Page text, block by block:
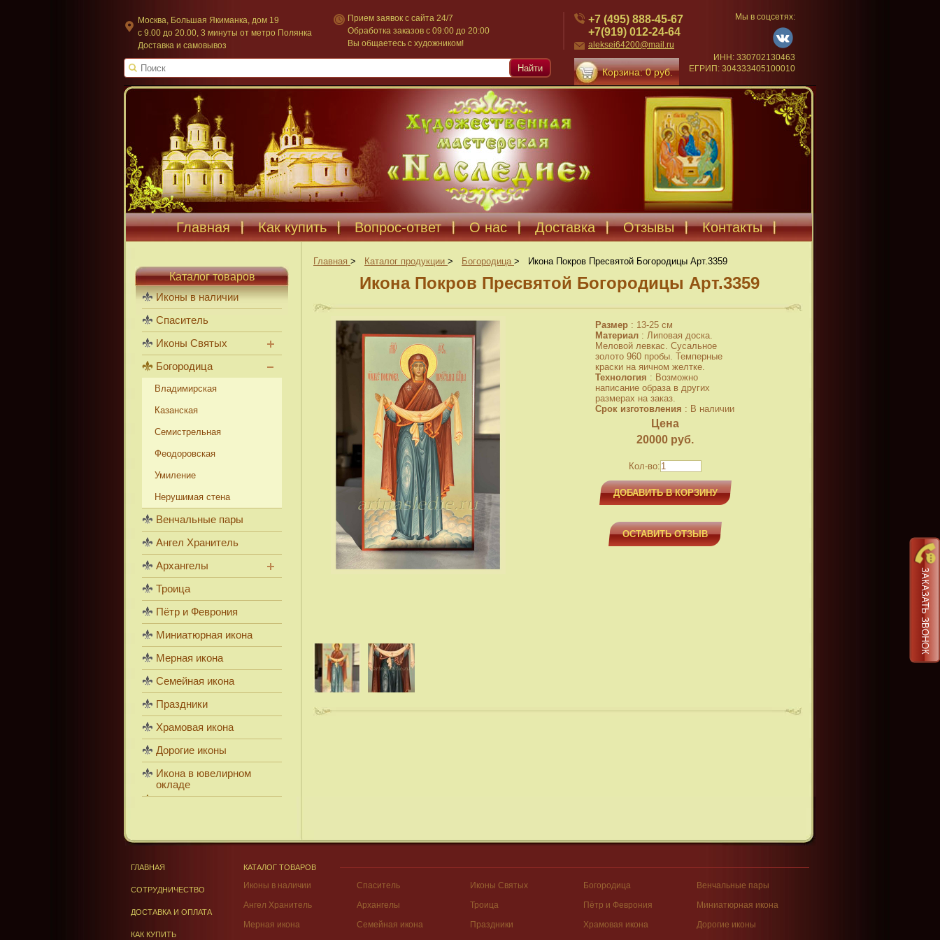
Москва, Большая Якиманка, дом 19
c 9.00 до 20.00, 3 минуты от метро Полянка
Доставка и самовывоз
Прием заявок с сайта 24/7
Обработка заказов с 09:00 до 20:00
Вы общаетесь с художником!
+7 (495) 888-45-67
+7(919) 012-24-64
aleksei64200@mail.ru
Корзина: 0 руб.
Мы в соцсетях:
ИНН: 330702130463
ЕГРИП: 304333405100010
Найти
Главная Как купить Вопрос-ответ О нас Доставка Отзывы Контакты
Главная > Каталог продукции > Богородица > Икона Покров Пресвятой Богородицы Арт.3359
Икона Покров Пресвятой Богородицы Арт.3359
Размер : 13-25 см
Материал : Липовая доска.
Меловой левкас. Сусальное
золото 960 пробы. Темперные
краски на яичном желтке.
Технология : Возможно
написание образа в других
размерах на заказ.
Срок изготовления : В наличии
Цена
20000 руб.
Кол-во:
ДОБАВИТЬ В КОРЗИНУ
ОСТАВИТЬ ОТЗЫВ
Каталог товаров
Иконы в наличии
Спаситель
Иконы Святых
Богородица
Владимирская
Казанская
Семистрельная
Феодоровская
Умиление
Нерушимая стена
Венчальные пары
Ангел Хранитель
Архангелы
Троица
Пётр и Феврония
Миниатюрная икона
Мерная икона
Семейная икона
Праздники
Храмовая икона
Дорогие иконы
Икона в ювелирном
окладе
ЗАКАЗАТЬ ЗВОНОК
ГЛАВНАЯ
СОТРУДНИЧЕСТВО
ДОСТАВКА И ОПЛАТА
КАК КУПИТЬ
КАТАЛОГ ТОВАРОВ
Иконы в наличии Спаситель Иконы Святых Богородица
Венчальные пары
Ангел Хранитель
Архангелы Троица Пётр и Феврония
Миниатюрная икона
Мерная икона
Семейная икона Праздники Храмовая икона
Дорогие иконы